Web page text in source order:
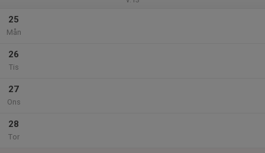
25
Mån
26
Tis
27
Ons
28
Tor